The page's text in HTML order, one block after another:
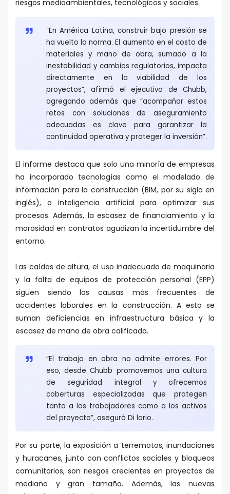
riesgos medioambientales, tecnológicos y sociales.
“En América Latina, construir bajo presión se
ha vuelto la norma. El aumento en el costo de
materiales y mano de obra, sumado a la
inestabilidad y cambios regulatorios, impacta
directamente en la viabilidad de los
proyectos”, afirmó el ejecutivo de Chubb,
agregando además que “acompañar estos
retos con soluciones de aseguramiento
adecuadas es clave para garantizar la
continuidad operativa y proteger la inversión”.
El informe destaca que solo una minoría de empresas
ha incorporado tecnologías como el modelado de
información para la construcción (BIM, por su sigla en
inglés), o inteligencia artificial para optimizar sus
procesos. Además, la escasez de financiamiento y la
morosidad en contratos agudizan la incertidumbre del
entorno.
Las caídas de altura, el uso inadecuado de maquinaria
y la falta de equipos de protección personal (EPP)
siguen siendo las causas más frecuentes de
accidentes laborales en la construcción. A esto se
suman deficiencias en infraestructura básica y la
escasez de mano de obra calificada.
“El trabajo en obra no admite errores. Por
eso, desde Chubb promovemos una cultura
de seguridad integral y ofrecemos
coberturas especializadas que protegen
tanto a los trabajadores como a los activos
del proyecto”, aseguró Di lorio.
Por su parte, la exposición a terremotos, inundaciones
y huracanes, junto con conflictos sociales y bloqueos
comunitarios, son riesgos crecientes en proyectos de
mediano y gran tamaño. Además, las nuevas